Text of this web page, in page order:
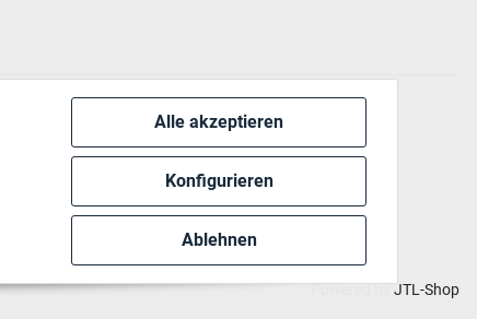
Alle akzeptieren
Konfigurieren
Ablehnen
Powered byJTL-Shop